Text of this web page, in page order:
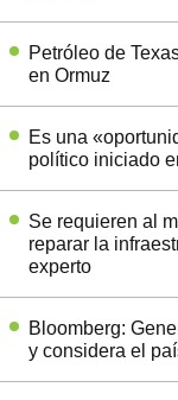
Petróleo de
en Ormuz
Es una
político iniciado
Se requieren al
reparar la
experto
Bloomberg:
y considera el